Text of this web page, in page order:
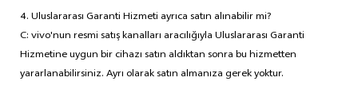
4. Uluslararası Garanti Hizmeti ayrıca satın alınabilir mi?
C: vivo'nun resmi satış kanalları aracılığıyla Uluslararası Garanti
Hizmetine uygun bir cihazı satın aldıktan sonra bu hizmetten
yararlanabilirsiniz. Ayrı olarak satın almanıza gerek yoktur.